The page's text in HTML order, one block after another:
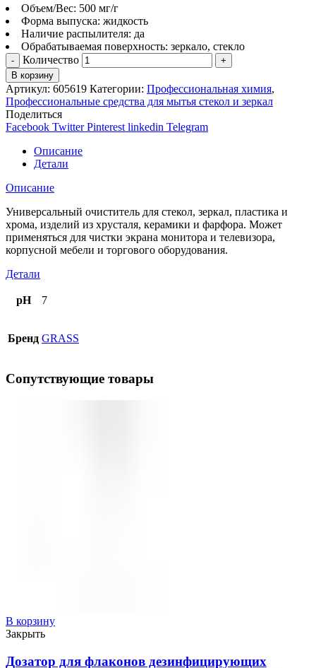
Объем/Вес: 500 мг/г
Форма выпуска: жидкость
Наличие распылителя: да
Обрабатываемая поверхность: зеркало, стекло
Количество
В корзину
Артикул: 605619 Категории: Профессиональная химия,
Профессиональные средства для мытья стекол и зеркал
Поделиться
Facebook Twitter Pinterest linkedin Telegram
Описание
Детали
Описание
Универсальный очиститель для стекол, зеркал, пластика и
хрома, изделий из хрусталя, керамики и фарфора. Может
применяться для чистки экрана монитора и телевизора,
корпусной мебели и торгового оборудования.
Детали
pH 7
Бренд GRASS
Сопутствующие товары
В корзину
Закрыть
Дозатор для флаконов дезинфицирующих